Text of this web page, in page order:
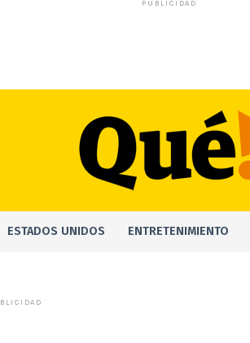
PUBLICIDAD
ESTADOS UNIDOS ENTRETENIMIENTO